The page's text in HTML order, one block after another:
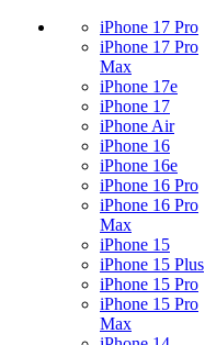
iPhone 17 Pro
iPhone 17 Pro
Max
iPhone 17e
iPhone 17
iPhone Air
iPhone 16
iPhone 16e
iPhone 16 Pro
iPhone 16 Pro
Max
iPhone 15
iPhone 15 Plus
iPhone 15 Pro
iPhone 15 Pro
Max